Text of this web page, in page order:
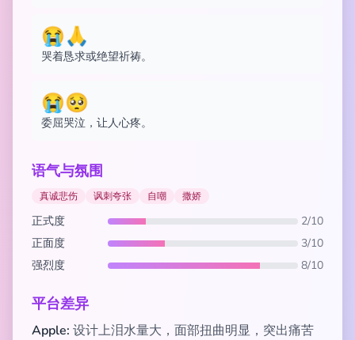
😭🙏
哭着恳求或绝望祈祷。
😭🥺
委屈哭泣，让人心疼。
语气与氛围
真诚悲伤 讽刺夸张 自嘲 撒娇
正式度
2/10
正面度
3/10
强烈度
8/10
平台差异
Apple: 设计上泪水量大，面部扭曲明显，突出痛苦